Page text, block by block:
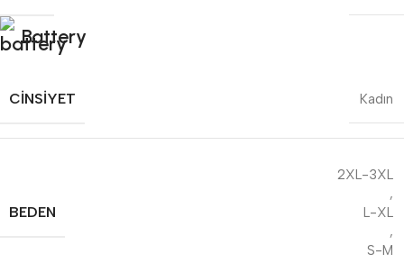
Battery
CINSIYET Kadın
BEDEN
2XL-3XL
,
L-XL
,
S-M